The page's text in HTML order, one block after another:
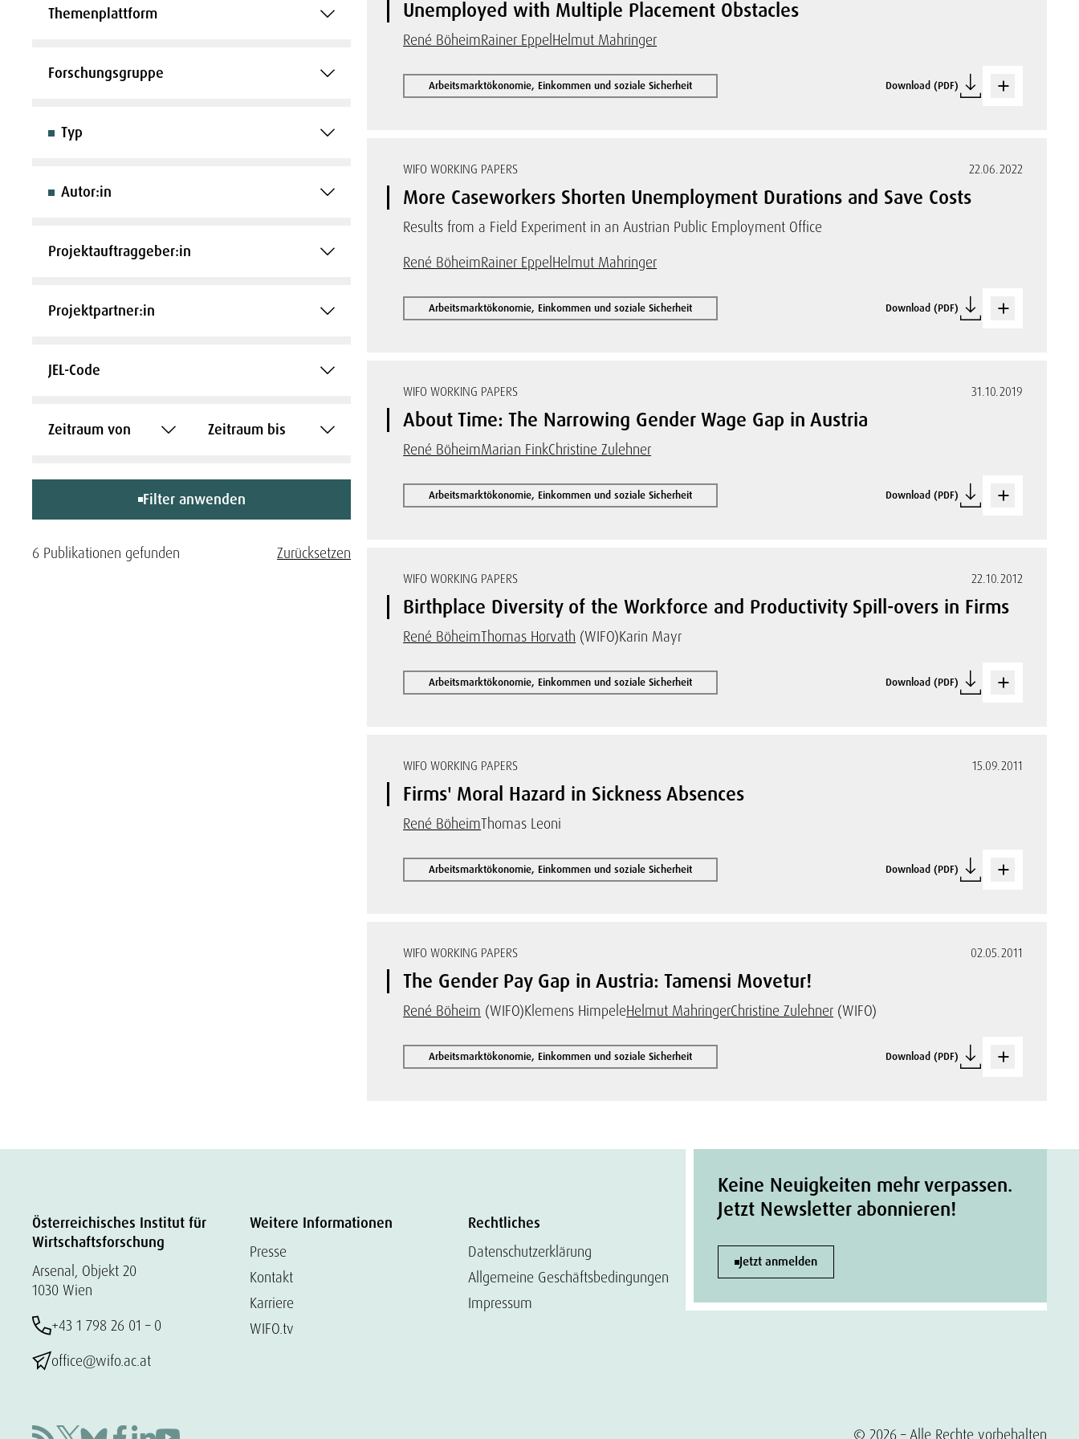
Themenplattform
Forschungsgruppe
Typ
Autor:in
Projektauftraggeber:in
Projektpartner:in
JEL-Code
Zeitraum von Zeitraum bis
Filter anwenden
6 Publikationen gefunden Zurücksetzen
Unemployed with Multiple Placement Obstacles
René BöheimRainer Eppel Helmut Mahringer
Arbeitsmarktökonomie, Einkommen und soziale Sicherheit Download (PDF)
WIFO WORKING PAPERS 22.06.2022
More Caseworkers Shorten Unemployment Durations and Save Costs
Results from a Field Experiment in an Austrian Public Employment Office
René BöheimRainer Eppel Helmut Mahringer
Arbeitsmarktökonomie, Einkommen und soziale Sicherheit Download (PDF)
WIFO WORKING PAPERS 31.10.2019
About Time: The Narrowing Gender Wage Gap in Austria
René BöheimMarian FinkChristine Zulehner
Arbeitsmarktökonomie, Einkommen und soziale Sicherheit Download (PDF)
WIFO WORKING PAPERS 22.10.2012
Birthplace Diversity of the Workforce and Productivity Spill-overs in Firms
René BöheimThomas Horvath (WIFO)Karin Mayr
Arbeitsmarktökonomie, Einkommen und soziale Sicherheit Download (PDF)
WIFO WORKING PAPERS 15.09.2011
Firms' Moral Hazard in Sickness Absences
René BöheimThomas Leoni
Arbeitsmarktökonomie, Einkommen und soziale Sicherheit Download (PDF)
WIFO WORKING PAPERS 02.05.2011
The Gender Pay Gap in Austria: Tamensi Movetur!
René Böheim (WIFO)Klemens HimpeleHelmut MahringerChristine Zulehner (WIFO)
Arbeitsmarktökonomie, Einkommen und soziale Sicherheit Download (PDF)
Österreichisches Institut für
Wirtschaftsforschung
Arsenal, Objekt 20
1030 Wien
+43 1 798 26 01 – 0
office@wifo.ac.at
Weitere Informationen
Presse
Kontakt
Karriere
WIFO.tv
Rechtliches
Datenschutzerklärung
Allgemeine Geschäftsbedingungen
Impressum
Keine Neuigkeiten mehr verpassen.
Jetzt Newsletter abonnieren!
Jetzt anmelden
© 2026 – Alle Rechte vorbehalten